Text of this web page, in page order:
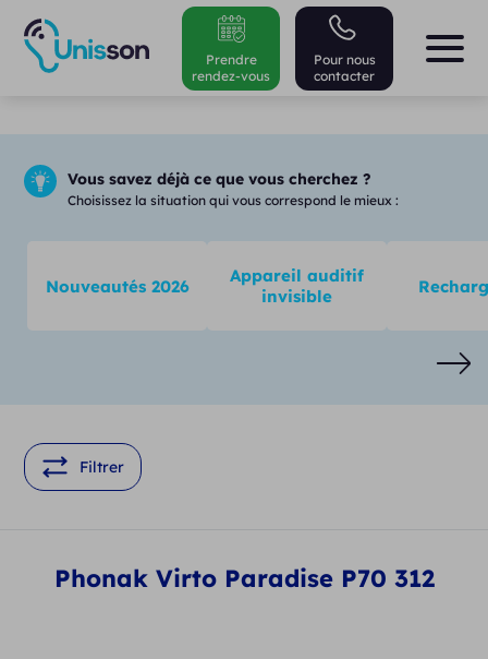
Pour nous
contacter
Prendre
rendez-vous
Vous savez déjà ce que vous cherchez ?
Choisissez la situation qui vous correspond le mieux :
Nouveautés 2026
Appareil auditif
invisible
Filtrer
Phonak Virto Paradise P70 312